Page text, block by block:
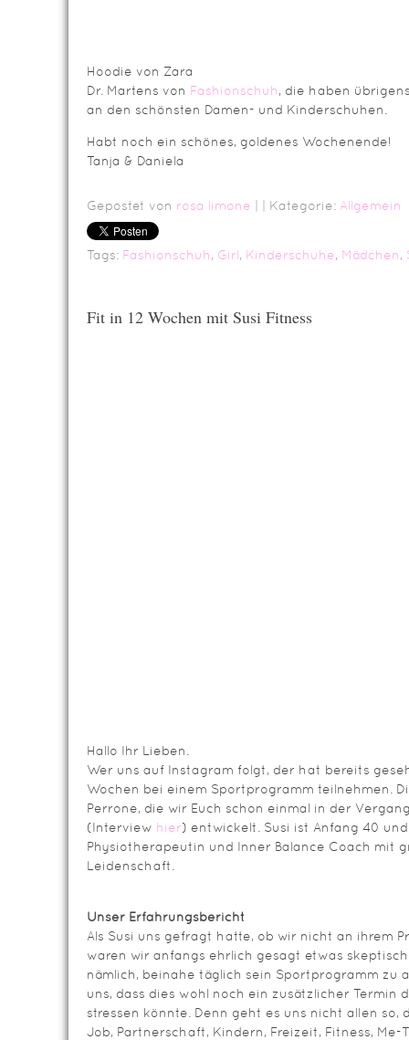
Hoodie von Zara
Dr. Martens von Fashionschuh, die haben
an den schönsten Damen- und Kinderschuhen.
Habt noch ein schönes, goldenes Wochenende!
Tanja & Daniela
Gepostet von rosa limone | Kategorie: Allgemein
Tags: Fashionschuh, Girl, Kinderschuhe, Mädchen,
Fit in 12 Wochen mit Susi Fitness
Hallo Ihr Lieben.
Wer uns auf Instagram folgt, der hat bereits
Wochen bei einem Sportprogramm teilnehmen.
Perrone, die wir Euch schon einmal in der
(Interview hier) entwickelt. Susi ist Anfang 40
Physiotherapeutin und Inner Balance Coach mit
Leidenschaft.
Unser Erfahrungsbericht
Als Susi uns gefragt hatte, ob wir nicht an ihrem
waren wir anfangs ehrlich gesagt etwas
nämlich, beinahe täglich sein Sportprogramm zu
uns, dass dies wohl noch ein zusätzlicher Termin
stressen könnte. Denn geht es uns nicht allen so,
Job, Partnerschaft, Kindern, Freizeit, Fitness, Me-